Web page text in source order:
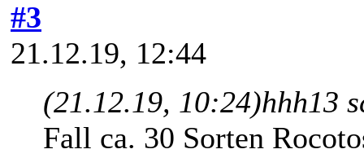
#3
21.12.19, 12:44
(21.12.19, 10:24)hhh13
Fall ca. 30 Sorten